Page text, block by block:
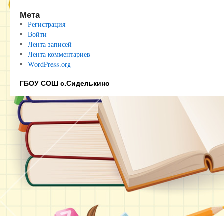
Мета
Регистрация
Войти
Лента записей
Лента комментариев
WordPress.org
ГБОУ СОШ с.Сиделькино